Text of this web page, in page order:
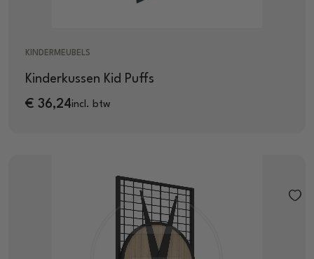
KINDERMEUBELS
Kinderkussen Kid Puffs
€ 36,24incl. btw